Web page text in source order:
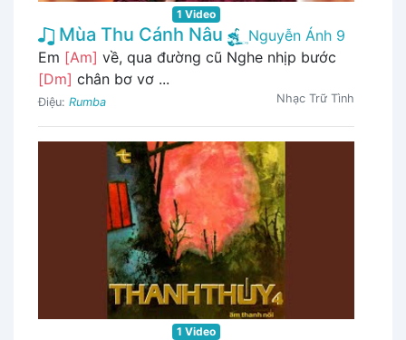
1 Video
Mùa Thu Cánh Nâu
Nguyễn Ánh 9
Em [Am] về, qua đường cũ Nghe nhịp bước
[Dm] chân bơ vơ ...
Điệu: Rumba Nhạc Trữ Tình
1 Video